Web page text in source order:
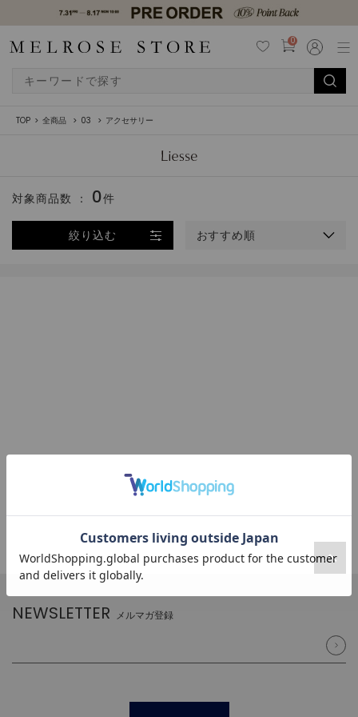
0
TOP 全商品 03 アクセサリー
絞り込む おすすめ順
対象商品数 ： 0件
NEWSLETTER メルマガ登録